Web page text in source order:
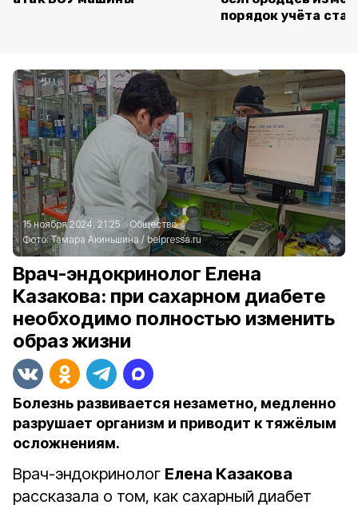
порядок учёта ста
15 ноября 2024, 21:25
Общество
Фото:Тамара Акиньшина / belpressa.ru
Врач-эндокринолог Елена
Казакова: при сахарном диабете
необходимо полностью изменить
образ жизни
Болезнь развивается незаметно, медленно
разрушает организм и приводит к тяжёлым
осложнениям.
Врач-эндокринолог Елена Казакова
рассказала о том, как сахарный диабет